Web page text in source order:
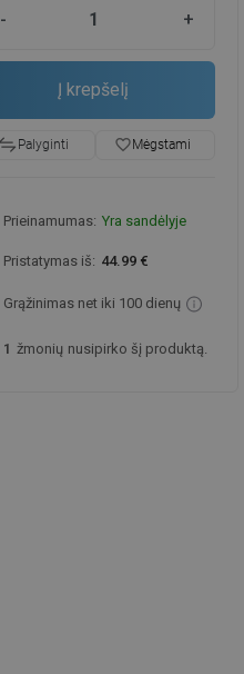
- +
Į krepšelį
Palyginti favorite_borderMėgstami
Prieinamumas: Yra sandėlyje
Pristatymas iš: 44.99 €
Grąžinimas net iki 100 dienų
1 žmonių nusipirko šį produktą.